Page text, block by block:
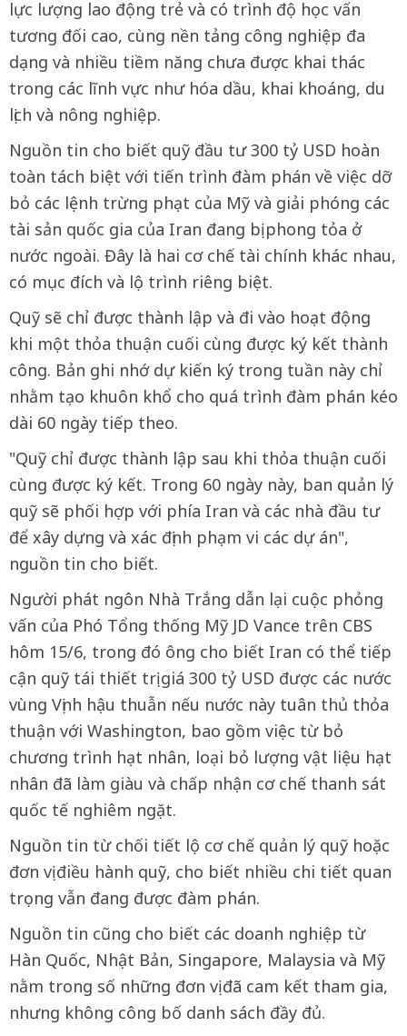
lực lượng lao động trẻ và có trình độ học vấn
tương đối cao, cùng nền tảng công nghiệp đa
dạng và nhiều tiềm năng chưa được khai thác
trong các lĩnh vực như hóa dầu, khai khoáng, du
lịch và nông nghiệp.
Nguồn tin cho biết quỹ đầu tư 300 tỷ USD hoàn
toàn tách biệt với tiến trình đàm phán về việc dỡ
bỏ các lệnh trừng phạt của Mỹ và giải phóng các
tài sản quốc gia của Iran đang bị phong tỏa ở
nước ngoài. Đây là hai cơ chế tài chính khác nhau,
có mục đích và lộ trình riêng biệt.
Quỹ sẽ chỉ được thành lập và đi vào hoạt động
khi một thỏa thuận cuối cùng được ký kết thành
công. Bản ghi nhớ dự kiến ký trong tuần này chỉ
nhằm tạo khuôn khổ cho quá trình đàm phán kéo
dài 60 ngày tiếp theo.
"Quỹ chỉ được thành lập sau khi thỏa thuận cuối
cùng được ký kết. Trong 60 ngày này, ban quản lý
quỹ sẽ phối hợp với phía Iran và các nhà đầu tư
để xây dựng và xác định phạm vi các dự án",
nguồn tin cho biết.
Người phát ngôn Nhà Trắng dẫn lại cuộc phỏng
vấn của Phó Tổng thống Mỹ JD Vance trên CBS
hôm 15/6, trong đó ông cho biết Iran có thể tiếp
cận quỹ tái thiết trị giá 300 tỷ USD được các nước
vùng Vịnh hậu thuẫn nếu nước này tuân thủ thỏa
thuận với Washington, bao gồm việc từ bỏ
chương trình hạt nhân, loại bỏ lượng vật liệu hạt
nhân đã làm giàu và chấp nhận cơ chế thanh sát
quốc tế nghiêm ngặt.
Nguồn tin từ chối tiết lộ cơ chế quản lý quỹ hoặc
đơn vị điều hành quỹ, cho biết nhiều chi tiết quan
trọng vẫn đang được đàm phán.
Nguồn tin cũng cho biết các doanh nghiệp từ
Hàn Quốc, Nhật Bản, Singapore, Malaysia và Mỹ
nằm trong số những đơn vị đã cam kết tham gia,
nhưng không công bố danh sách đầy đủ.